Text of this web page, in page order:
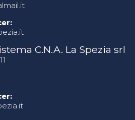
C.N.A. La Spezia srl